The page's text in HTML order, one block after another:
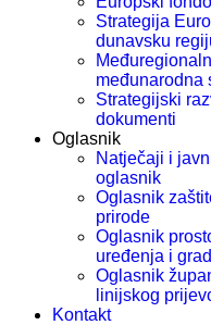
Strategija
dunavsku
međunarodna
Strategijski
dokumenti
Oglasnik
Natječaji i
oglasnik
Oglasnik
prirode
Oglasnik
uređenja i
Oglasnik
linijskog
Kontakt